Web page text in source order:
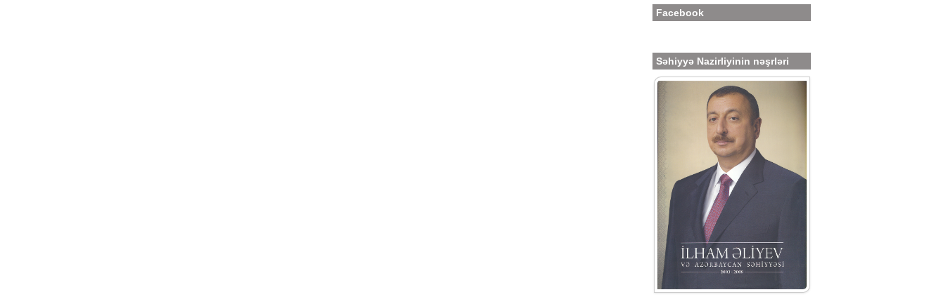
Facebook
Səhiyyə Nazirliyinin nəşrləri